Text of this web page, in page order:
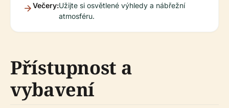
Večery:Užijte si osvětlené výhledy a nábřežní
atmosféru.
Přístupnost a
vybavení